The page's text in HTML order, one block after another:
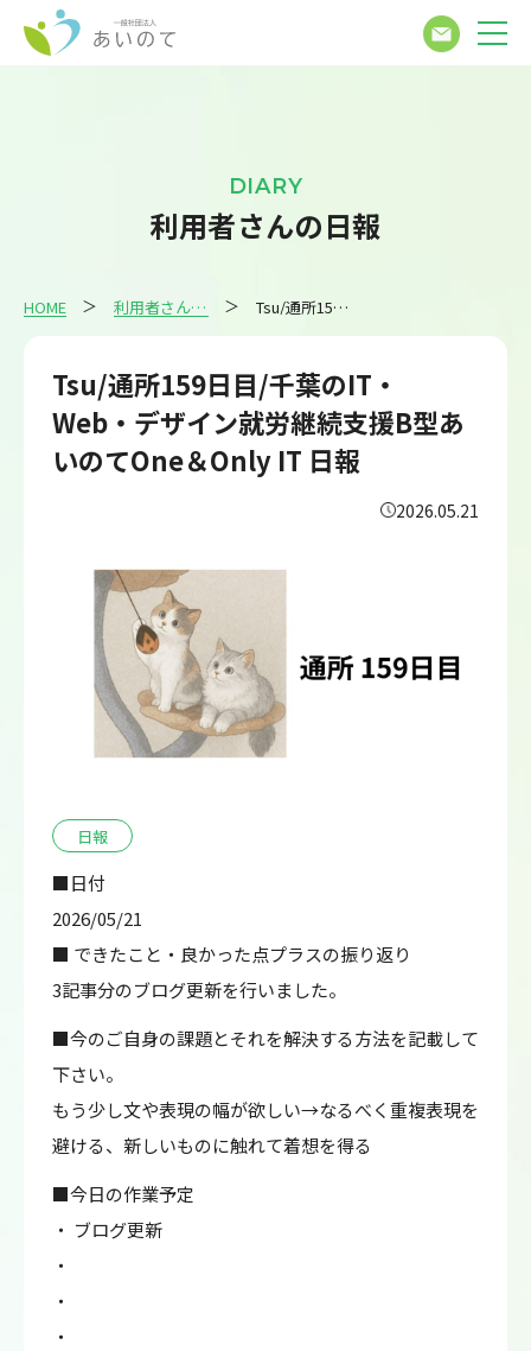
DIARY
利用者さんの日報
HOME 利用者さんの日報 Tsu/通所159日目/千葉のIT・Web・デザイン就労継続支援B型あいのてOne＆Only IT 日報
Tsu/通所159日目/千葉のIT・
Web・デザイン就労継続支援B型あ
いのてOne＆Only IT 日報
2026.05.21
日報
■日付
2026/05/21
■ できたこと・良かった点プラスの振り返り
3記事分のブログ更新を行いました。
■今のご自身の課題とそれを解決する方法を記載して
下さい。
もう少し文や表現の幅が欲しい→なるべく重複表現を
避ける、新しいものに触れて着想を得る
■今日の作業予定
・ ブログ更新
・
・
・